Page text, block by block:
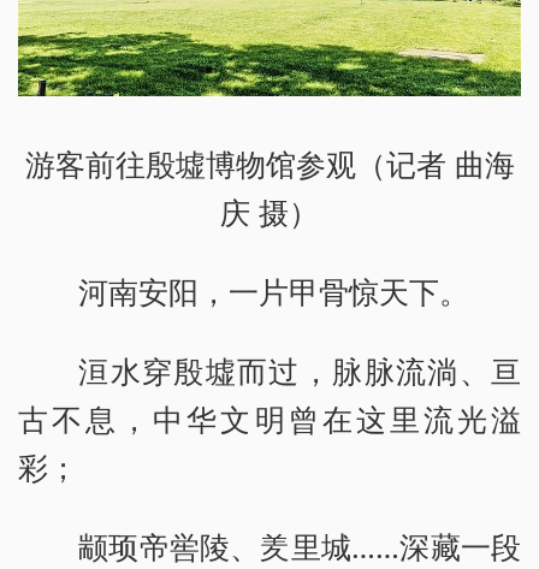
游客前往殷墟博物馆参观（记者 曲海
庆 摄）
河南安阳，一片甲骨惊天下。
洹水穿殷墟而过，脉脉流淌、亘
古不息，中华文明曾在这里流光溢
彩；
颛顼帝喾陵、羑里城……深藏一段